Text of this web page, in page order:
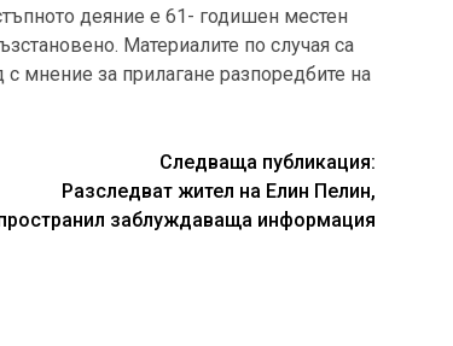
деяние е 61- годишен местен
Материалите по случая са
мнение за прилагане разпоредбите на
Следваща публикация:
Разследват жител на Елин Пелин,
заблуждаваща информация